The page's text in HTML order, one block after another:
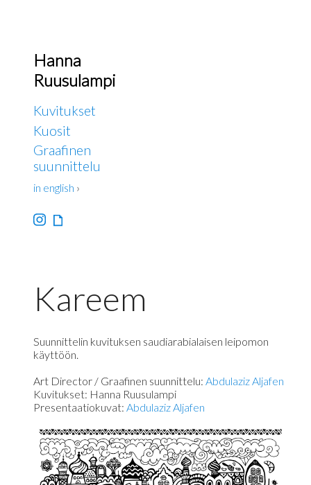
Hanna
Ruusulampi
Kuvitukset
Kuosit
Graafinen
suunnittelu
in english ›
Kareem
Suunnittelin kuvituksen saudiarabialaisen leipomon
käyttöön.
Art Director / Graafinen suunnittelu: Abdulaziz Aljafen
Kuvitukset: Hanna Ruusulampi
Presentaatiokuvat: Abdulaziz Aljafen